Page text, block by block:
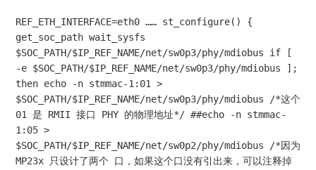
REF_ETH_INTERFACE=eth0 …… st_configure() {
get_soc_path wait_sysfs
$SOC_PATH/$IP_REF_NAME/net/sw0p3/phy/mdiobus if [
-e $SOC_PATH/$IP_REF_NAME/net/sw0p3/phy/mdiobus ];
then echo -n stmmac-1:01 >
$SOC_PATH/$IP_REF_NAME/net/sw0p3/phy/mdiobus /*这个
01 是 RMII 接口 PHY 的物理地址*/ ##echo -n stmmac-
1:05 >
$SOC_PATH/$IP_REF_NAME/net/sw0p2/phy/mdiobus /*因为
MP23x 只设计了两个 口，如果这个口没有引出来，可以注释掉